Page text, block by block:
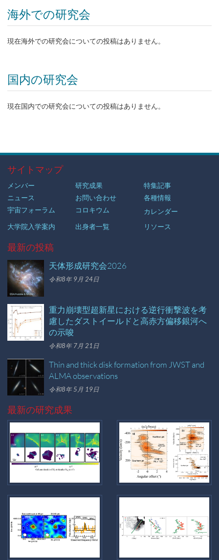
海外での研究会
現在海外での研究会についての投稿はありません。
国内の研究会
現在国内での研究会についての投稿はありません。
サイトマップ
メンバー 研究成果
特集記事
ニュース
お問い合わせ
各種情報
宇宙フォーラム
コロキウム
カレンダー
大学院入学案内
出身者一覧 リソース
最新の投稿
天体形成研究会2026
令和8年 9月 24日
重力崩壊型超新星における逆行衝撃波を考
慮したダストイールドと高赤方偏移銀河へ
の示唆
令和8年 7月 21日
Thin and thick disk formation from JWST and
ALMA observations
令和8年 5月 19日
最新の研究成果